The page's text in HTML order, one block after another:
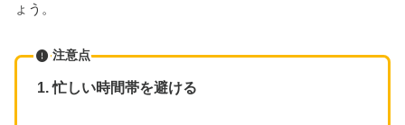
ょう。
注意点
1. 忙しい時間帯を避ける